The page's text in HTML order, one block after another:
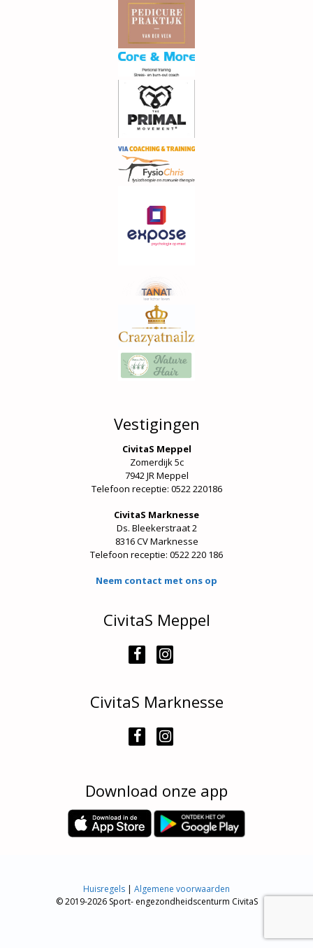
Vestigingen
CivitaS Meppel
Zomerdijk 5c
7942 JR Meppel
Telefoon receptie: 0522 220186
CivitaS Marknesse
Ds. Bleekerstraat 2
8316 CV Marknesse
Telefoon receptie: 0522 220 186
Neem contact met ons op
CivitaS Meppel
CivitaS Marknesse
Download onze app
Huisregels | Algemene voorwaarden
© 2019-2026 Sport- engezondheidscenturm CivitaS